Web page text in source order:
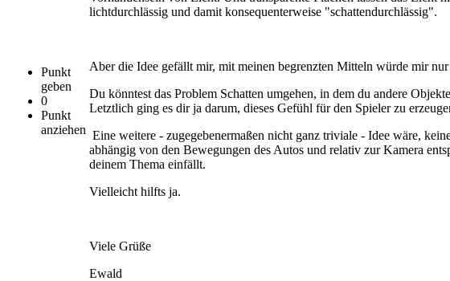
Punkt
geben
0
Punkt
anziehen
lichtdurchlässig und damit konsequenterweise "schattendurchlässig".
Aber die Idee gefällt mir, mit meinen begrenzten Mitteln würde mir
Du könntest das Problem Schatten umgehen, in dem du andere
Letztlich ging es dir ja darum, dieses Gefühl für den Spieler zu
Eine weitere - zugegebenermaßen nicht ganz triviale - Idee wäre,
abhängig von den Bewegungen des Autos und relativ zur Kamera
deinem Thema einfällt.
Vielleicht hilfts ja.
Viele Grüße
Ewald